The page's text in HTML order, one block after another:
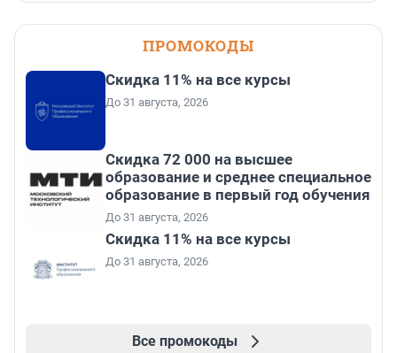
ПРОМОКОДЫ
Скидка 11% на все курсы
До 31 августа, 2026
Скидка 72 000 на высшее
образование и среднее специальное
образование в первый год обучения
До 31 августа, 2026
Скидка 11% на все курсы
До 31 августа, 2026
Все промокоды